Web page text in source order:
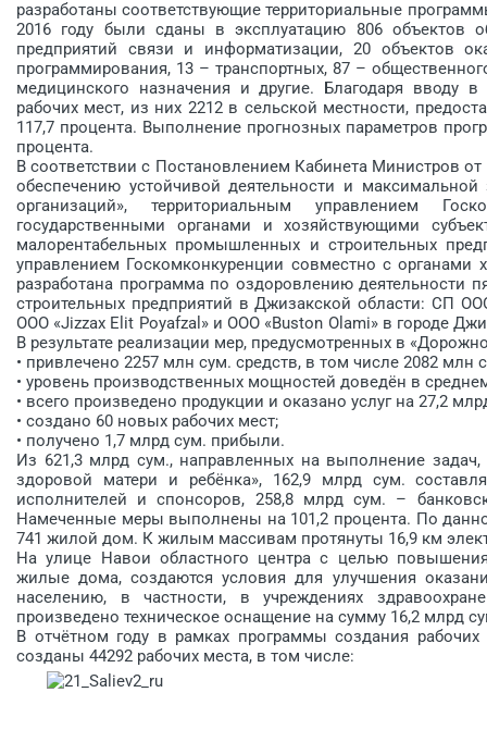
разработаны соответствующие территориальные
2016 году были сданы в эксплуатацию 806
предприятий связи и информатизации, 20 объектов
программирования, 13 – транспортных, 87 –
медицинского назначения и другие. Благодаря вводу
рабочих мест, из них 2212 в сельской местности,
117,7 процента. Выполнение прогнозных параметров
процента.
В соответствии с Постановлением Кабинета Министров
обеспечению устойчивой деятельности и
организаций», территориальным управлением
государственными органами и хозяйствующими
малорентабельных промышленных и строительных
управлением Госкомконкуренции совместно с
разработана программа по оздоровлению
строительных предприятий в Джизакской области: СП
ООО «Jizzax Еlit Рoyafzal» и ООО «Buston Оlami» в городе
В результате реализации мер, предусмотренных в
• привлечено 2257 млн сум. средств, в том числе 2082 млн
• уровень производственных мощностей доведён в
• всего произведено продукции и оказано услуг на 27,2
• создано 60 новых рабочих мест;
• получено 1,7 млрд сум. прибыли.
Из 621,3 млрд сум., направленных на выполнение задач,
здоровой матери и ребёнка», 162,9 млрд сум.
исполнителей и спонсоров, 258,8 млрд сум. –
Намеченные меры выполнены на 101,2 процента. По
741 жилой дом. К жилым массивам протянуты 16,9 км
На улице Навои областного цент­ра с целью
жилые дома, создаются условия для улучшения
населению, в частности, в учреждениях
произведено техническое оснащение на сумму 16,2 млрд
В отчётном году в рамках прог­раммы создания
созданы 44292 рабочих места, в том числе: